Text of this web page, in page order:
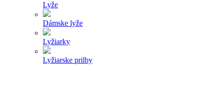
Lyže
Dámske lyže
Lyžiarky
Lyžiarske prilby